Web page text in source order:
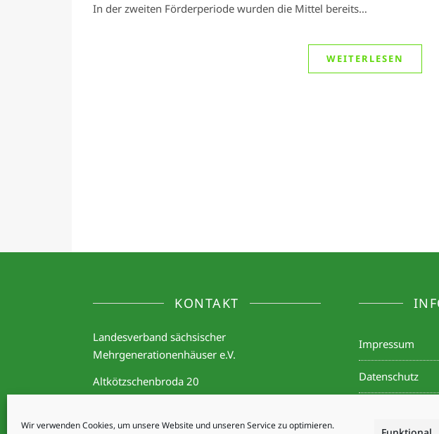
Wir verwenden Cookies, um unsere Website und unseren Service zu optimieren.
In der zweiten Förderperiode wurden die Mittel bereits…
WEITERLESEN
KONTAKT
Landesverband sächsischer
Mehrgenerationenhäuser e.V.
Altkötzschenbroda 20
01445 Radebeul
E-Mail:vorstand@mgh-sachsen.de
Impressum
Datenschutz